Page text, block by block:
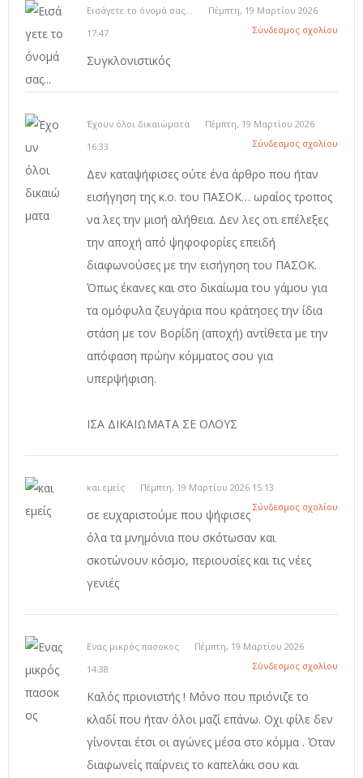
Εισάγετε το όνομά σας...
Πέμπτη, 19 Μαρτίου 2026
17:47
Σύνδεσμος σχολίου
Συγκλονιστικός
Έχουν όλοι δικαιώματα
Πέμπτη, 19 Μαρτίου 2026
16:33
Σύνδεσμος σχολίου
Δεν καταψήφισες ούτε ένα άρθρο που ήταν
εισήγηση της κ.ο. του ΠΑΣΟΚ… ωραίος τροπος
να λες την μισή αλήθεια. Δεν λες οτι επέλεξες
την αποχή από ψηφοφορίες επειδή
διαφωνούσες με την εισήγηση του ΠΑΣΟΚ.
Όπως έκανες και στο δικαίωμα του γάμου για
τα ομόφυλα ζευγάρια που κράτησες την ίδια
στάση με τον Βορίδη (αποχή) αντίθετα με την
απόφαση πρώην κόμματος σου για
υπερψήφιση.
ΙΣΑ ΔΙΚΑΙΩΜΑΤΑ ΣΕ ΟΛΟΥΣ
και εμείς
Πέμπτη, 19 Μαρτίου 2026 15:13
Σύνδεσμος σχολίου
σε ευχαριστούμε που ψήφισες
όλα τα μνημόνια που σκότωσαν και
σκοτώνουν κόσμο, περιουσίες και τις νέες
γενιές
Ενας μικρός πασοκος
Πέμπτη, 19 Μαρτίου 2026
14:38
Σύνδεσμος σχολίου
Καλός πριονιστής ! Μόνο που πριόνιζε το
κλαδί που ήταν όλοι μαζί επάνω. Οχι φίλε δεν
γίνονται έτσι οι αγώνες μέσα στο κόμμα . Όταν
διαφωνείς παίρνεις το καπελάκι σου και